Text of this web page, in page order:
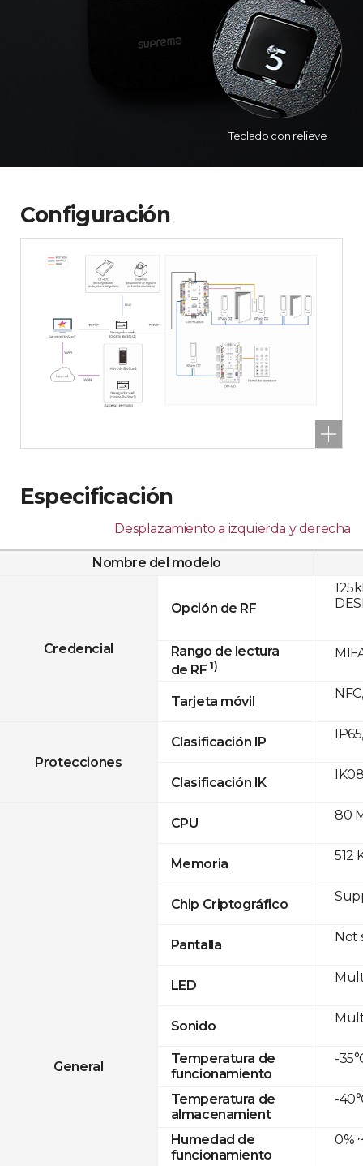
Teclado con relieve
Configuración
Especificación
Desplazamiento a izquierda y derecha
Nombre del modelo
Credencial
Opción de RF
Rango de lectura
de RF 1)
Tarjeta móvil
Protecciones
Clasificación IP
Clasificación IK
General
CPU
Memoria
Chip Criptográfico
Pantalla
LED
Sonido
Temperatura de
funcionamiento
Temperatura de
almacenamient
Humedad de
funcionamiento
80
512
Not
-
-
0%